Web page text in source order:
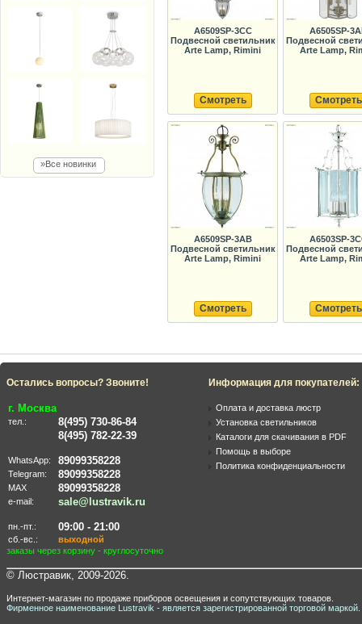
»Все новинки
A6509SP-3CC
Подвесной светильник
Arte Lamp, Rimini
Смотреть
A6505SP-
Подвесной
Arte Lamp,
Смотреть
A6509SP-3AB
Подвесной светильник
Arte Lamp, Rimini
Смотреть
A6503SP-
Подвесной
Arte Lamp,
Смотреть
Остались вопросы? Звоните!
г. Москва
тел.:
8(495) 730-86-84
8(495) 782-22-39
WhatsApp: 89099358228
Telegram: 89099358228
MAX 89099358228
e-mail: sale@lustravik.ru
пн.-пт.: 09:00 - 21:00
сб.-вс.:
выходной
заказы через корзину - круглосуточно
Информация для покупателей:
Оплата и доставка люстр
Установка светильников
Каталоги для скачивания в PDF
Помощь в выборе
Политика конфиденциальности
© Люстравик, 2009-2026.
Интернет-магазин по продаже приборов освещения и сопутствующих товаров.
Фирменное наименование Lustravik - является зарегистрированной торговой